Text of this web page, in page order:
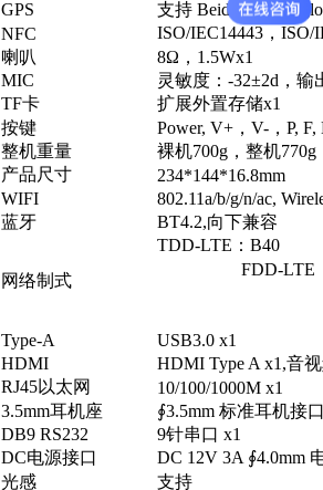
GPS
支持
NFC
ISO/IEC14443，
喇叭
8Ω，1.5Wx1
MIC
灵敏度：-32±2d，输
TF卡
扩展外置存储x1
按键
Power, V+，V-，P, F,
整机重量
裸机700g，整机770g
产品尺寸
234*144*16.8mm
WIFI
802.11a/b/g/n/ac,
蓝牙
BT4.2,向下兼容
网络制式
TDD-LTE：B40
FDD-LTE：B1/
Type-A
USB3.0 x1
HDMI
HDMI Type A x1,音
RJ45以太网
10/100/1000M x1
3.5mm耳机座
∮3.5mm 标准耳机接
DB9 RS232
9针串口 x1
DC电源接口
DC 12V 3A ∮4.0mm
光感
支持